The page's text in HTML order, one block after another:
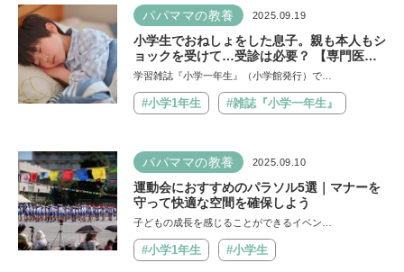
パパママの教養 2025.09.19
小学生でおねしょをした息子。親も本人もシ
ョックを受けて…受診は必要？ 【専門医が
回答】
学習雑誌『小学一年生』（小学館発行）で…
#小学1年生 #雑誌『小学一年生』
パパママの教養 2025.09.10
運動会におすすめのパラソル5選｜マナーを
守って快適な空間を確保しよう
子どもの成長を感じることができるイベン…
#小学1年生 #小学生